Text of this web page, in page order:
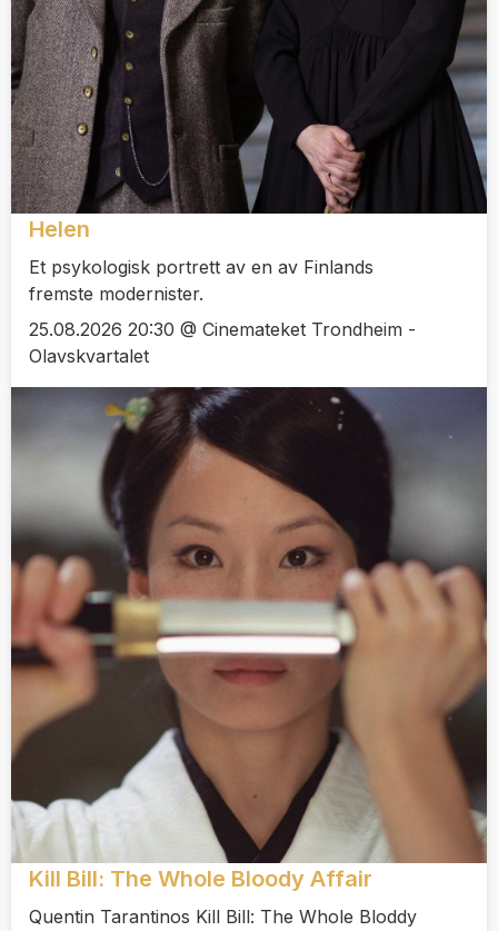
Helen
Et psykologisk portrett av en av Finlands
fremste modernister.
25.08.2026 20:30 @ Cinemateket Trondheim -
Olavskvartalet
Kill Bill: The Whole Bloody Affair
Quentin Tarantinos Kill Bill: The Whole Bloddy